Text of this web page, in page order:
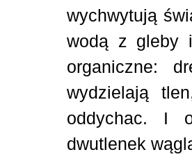
wychwytują
wodą z gleby
organiczne:
wydzielają
oddychac. I
dwutlenek